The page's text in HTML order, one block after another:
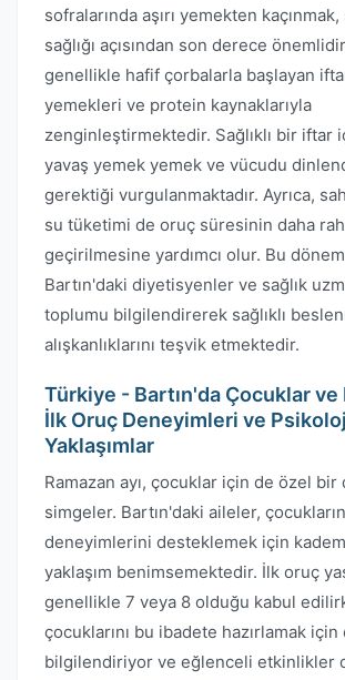
sofralarında aşırı yemekten
sağlığı açısından son derece
genellikle hafif çorbalarla başlayan
yemekleri ve protein kaynaklarıyla
zenginleştirmektedir. Sağlıklı bir iftar
yavaş yemek yemek ve vücudu
gerektiği vurgulanmaktadır. Ayrıca,
su tüketimi de oruç süresinin daha
geçirilmesine yardımcı olur. Bu
Bartın'daki diyetisyenler ve sağlık
toplumu bilgilendirerek sağlıklı
alışkanlıklarını teşvik etmektedir.
Türkiye - Bartın'da Çocuklar ve
İlk Oruç Deneyimleri ve
Yaklaşımlar
Ramazan ayı, çocuklar için de özel bir
simgeler. Bartın'daki aileler,
deneyimlerini desteklemek için
yaklaşım benimsemektedir. İlk oruç
genellikle 7 veya 8 olduğu kabul
çocuklarını bu ibadete hazırlamak için
bilgilendiriyor ve eğlenceli etkinlikler